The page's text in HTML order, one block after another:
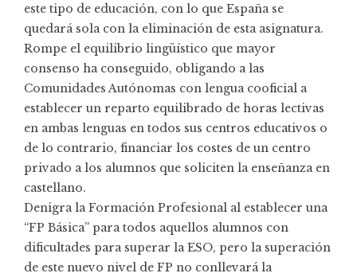
este tipo de educación, con lo que España se
quedará sola con la eliminación de esta asignatura.
Rompe el equilibrio lingüístico que mayor
consenso ha conseguido, obligando a las
Comunidades Autónomas con lengua cooficial a
establecer un reparto equilibrado de horas lectivas
en ambas lenguas en todos sus centros educativos o
de lo contrario, financiar los costes de un centro
privado a los alumnos que soliciten la enseñanza en
castellano.
Denigra la Formación Profesional al establecer una
“FP Básica” para todos aquellos alumnos con
dificultades para superar la ESO, pero la superación
de este nuevo nivel de FP no conllevará la